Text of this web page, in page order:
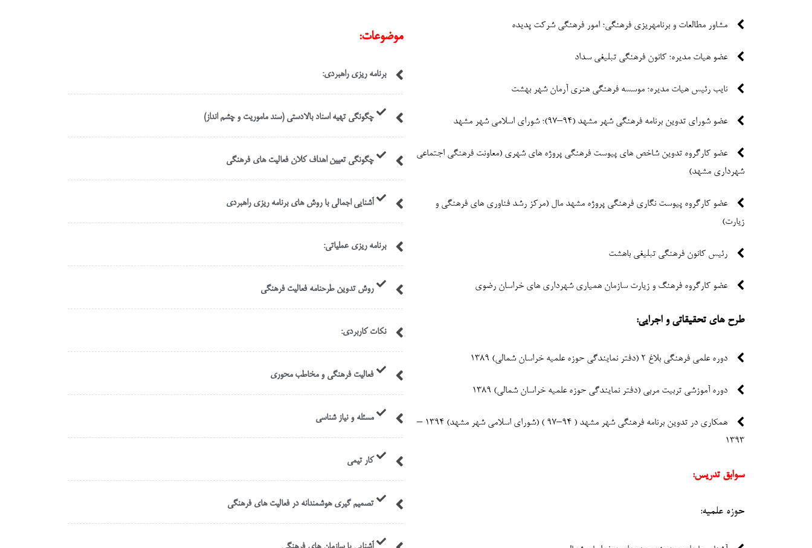
مشاور مطالعات و برنامهریزی فرهنگی؛ امور فرهنگی شرکت پدیده
عضو هیات مدیره؛ کانون فرهنگی تبلیغی سداد
نایب رئیس هیات مدیره؛ موسسه فرهنگی هنری آرمان شهر بهشت
عضو شورای تدوین برنامه فرهنگی شهر مشهد (94–97)؛ شورای اسلامی شهر مشهد
عضو کارگروه تدوین شاخص های پیوست فرهنگی پروژه های شهری (معاونت فرهنگی اجتماعی
شهرداری مشهد)
عضو کارگروه پیوست نگاری فرهنگی پروژه مشهد مال (مرکز رشد فناوری های فرهنگی و
زیارت)
رئیس کانون فرهنگی تبلیغی باهشت
عضو کارگروه فرهنگ و زیارت سازمان همیاری شهرداری های خراسان رضوی
طرح های تحقیقاتی و اجرایی:
دوره علمی فرهنگی بلاغ 2 (دفتر نمایندگی حوزه علمیه خراسان شمالی) 1389
دوره آموزشی تربیت مربی (دفتر نمایندگی حوزه علمیه خراسان شمالی) 1389
همکاری در تدوین برنامه فرهنگی شهر مشهد ( 94–97 ) (شورای اسلامی شهر مشهد) 1394 –
1393
سوابق تدریس:
حوزه علمیه:
موضوعات:
برنامه ریزی راهبردی:
چگونگی تهیه اسناد بالادستی (سند ماموریت و چشم انداز)
چگونگی تعیین اهداف کلان فعالیت های فرهنگی
آشنایی اجمالی با روش های برنامه ریزی راهبردی
برنامه ریزی عملیاتی:
روش تدوین طرحنامه فعالیت فرهنگی
نکات کاربردی:
فعالیت فرهنگی و مخاطب محوری
مسئله و نیاز شناسی
کار تیمی
تصمیم گیری هوشمندانه در فعالیت های فرهنگی